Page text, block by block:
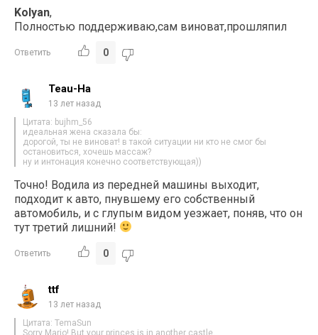
Kolyan,
Полностью поддерживаю,сам виноват,прошляпил
Ответить 0
Teau-Ha
13 лет назад
Цитата: bujhm_56
идеальная жена сказала бы:
дорогой, ты не виноват! в такой ситуации ни кто не смог бы
остановиться, хочешь массаж?
ну и интонация конечно соответствующая))
Точно! Водила из передней машины выходит,
подходит к авто, пнувшему его собственный
автомобиль, и с глупым видом уезжает, поняв, что он
тут третий лишний!
Ответить 0
ttf
13 лет назад
Цитата: TemaSun
Sorry Mario! But your princes is in another castle.